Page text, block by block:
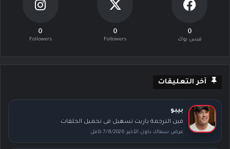
0
فيس بوك
0
Followers
0
Followers
آخر التعليقات
بيبو
فين الترجمة ياريت تسهيل فى تحميل الحلقات
عرض سماك داون الأخير 7/8/2026 كامل